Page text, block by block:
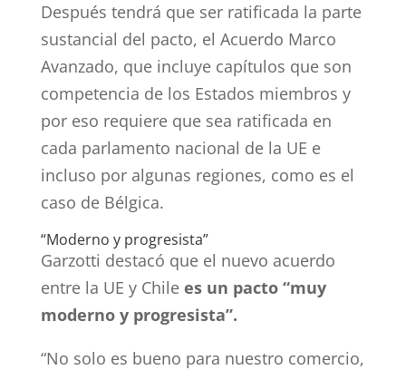
Después tendrá que ser ratificada la parte
sustancial del pacto, el Acuerdo Marco
Avanzado, que incluye capítulos que son
competencia de los Estados miembros y
por eso requiere que sea ratificada en
cada parlamento nacional de la UE e
incluso por algunas regiones, como es el
caso de Bélgica.
“Moderno y progresista”
Garzotti destacó que el nuevo acuerdo
entre la UE y Chile es un pacto “muy
moderno y progresista”.
“No solo es bueno para nuestro comercio,